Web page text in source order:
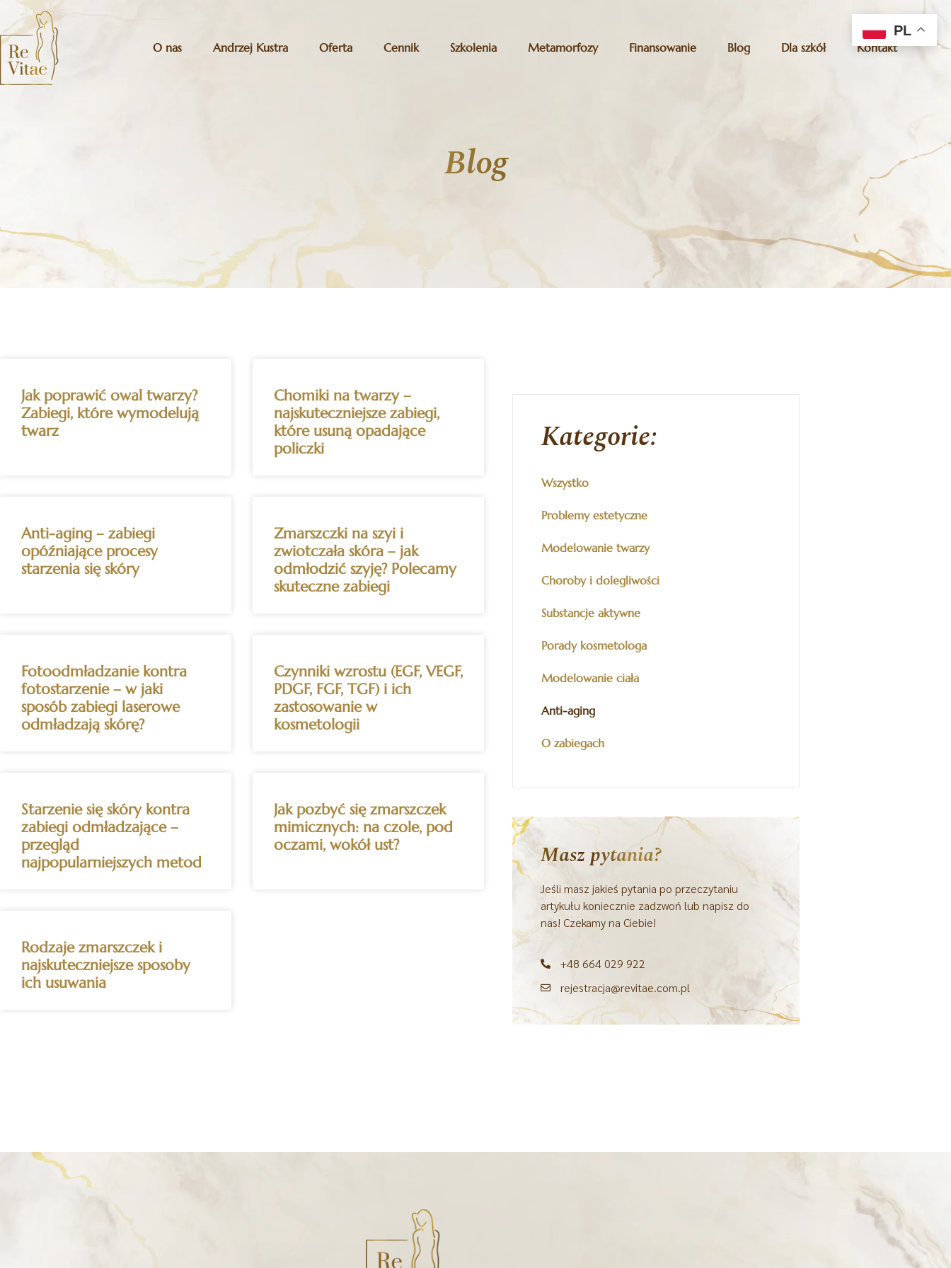
O nas Andrzej Kustra Oferta Cennik Szkolenia Metamorfozy Finansowanie Blog Dla szkół Kontakt
Blog
Jak poprawić owal twarzy?
Zabiegi, które wymodelują
twarz
Chomiki na twarzy –
najskuteczniejsze zabiegi,
które usuną opadające
policzki
Anti-aging – zabiegi
opóźniające procesy
starzenia się skóry
Zmarszczki na szyi i
zwiotczała skóra – jak
odmłodzić szyję? Polecamy
skuteczne zabiegi
Fotoodmładzanie kontra
fotostarzenie – w jaki
sposób zabiegi laserowe
odmładzają skórę?
Czynniki wzrostu (EGF, VEGF,
PDGF, FGF, TGF) i ich
zastosowanie w
kosmetologii
Starzenie się skóry kontra
zabiegi odmładzające –
przegląd
najpopularniejszych metod
Jak pozbyć się zmarszczek
mimicznych: na czole, pod
oczami, wokół ust?
Rodzaje zmarszczek i
najskuteczniejsze sposoby
ich usuwania
Kategorie:
Wszystko
Problemy estetyczne
Modelowanie twarzy
Choroby i dolegliwości
Substancje aktywne
Porady kosmetologa
Modelowanie ciała
Anti-aging
O zabiegach
Masz pytania?
Jeśli masz jakieś pytania po przeczytaniu
artykułu koniecznie zadzwoń lub napisz do
nas! Czekamy na Ciebie!
+48 664 029 922
rejestracja@revitae.com.pl
PL